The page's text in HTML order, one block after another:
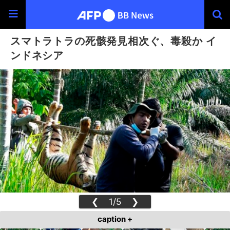
スマトラトラの死骸発見相次ぐ、毒殺か イ
ンドネシア
❮ 1/5 ❯
caption +